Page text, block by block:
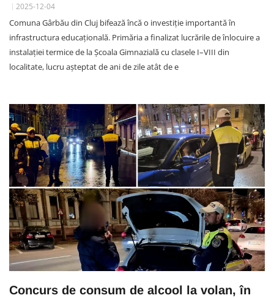
2025-12-04
Comuna Gârbău din Cluj bifează încă o investiție importantă în
infrastructura educațională. Primăria a finalizat lucrările de înlocuire a
instalației termice de la Școala Gimnazială cu clasele I–VIII din
localitate, lucru așteptat de ani de zile atât de e
Concurs de consum de alcool la volan, în